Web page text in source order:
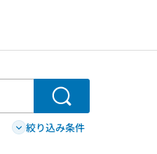
検索
絞り込み条件